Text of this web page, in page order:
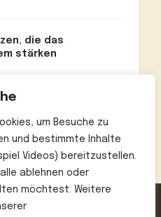
um Besuche zu
und bestimmte Inhalte
Videos) bereitzustellen.
ablehnen oder
möchtest. Weitere
die das
stärken